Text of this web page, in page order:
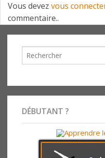
Vous devez vous
commentaire..
DÉBUTANT ?